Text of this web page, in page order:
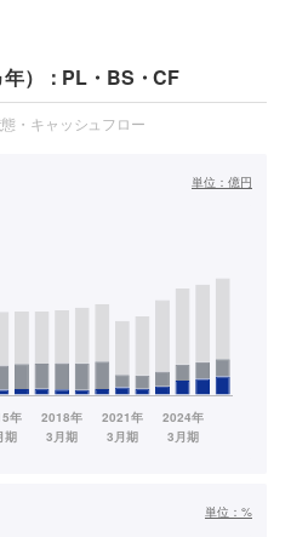
）：PL・BS・CF
・キャッシュフロー
単位： 億円
単位： %